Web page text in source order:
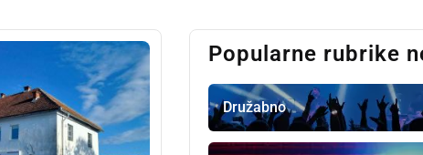
Popularne rubrike
Družabno